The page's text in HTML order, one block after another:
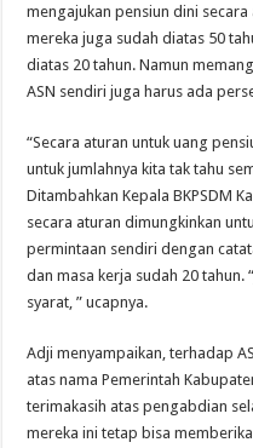
mengajukan pensiun dini
mereka juga sudah diatas 50
diatas 20 tahun. Namun
ASN sendiri juga harus ada
“Secara aturan untuk uang
untuk jumlahnya kita tak tahu
Ditambahkan Kepala BKPSDM
secara aturan dimungkinkan
permintaan sendiri dengan
dan masa kerja sudah 20 tahun.
syarat, ” ucapnya.
Adji menyampaikan, terhadap
atas nama Pemerintah
terimakasih atas pengabdian
mereka ini tetap bisa